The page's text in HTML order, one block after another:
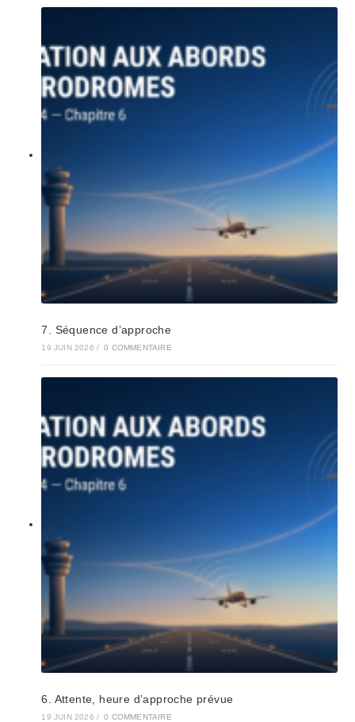
7. Séquence d’approche
19 JUIN 2026 / 0 COMMENTAIRE
6. Attente, heure d’approche prévue
19 JUIN 2026 / 0 COMMENTAIRE